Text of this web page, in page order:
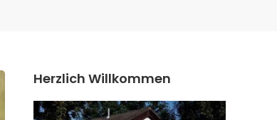
Herzlich Willkommen